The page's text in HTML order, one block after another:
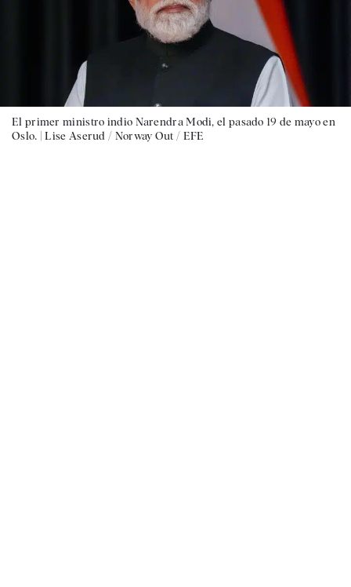
El primer ministro indio Narendra Modi, el pasado 19 de mayo en
Oslo. |Lise Aserud / Norway Out / EFE